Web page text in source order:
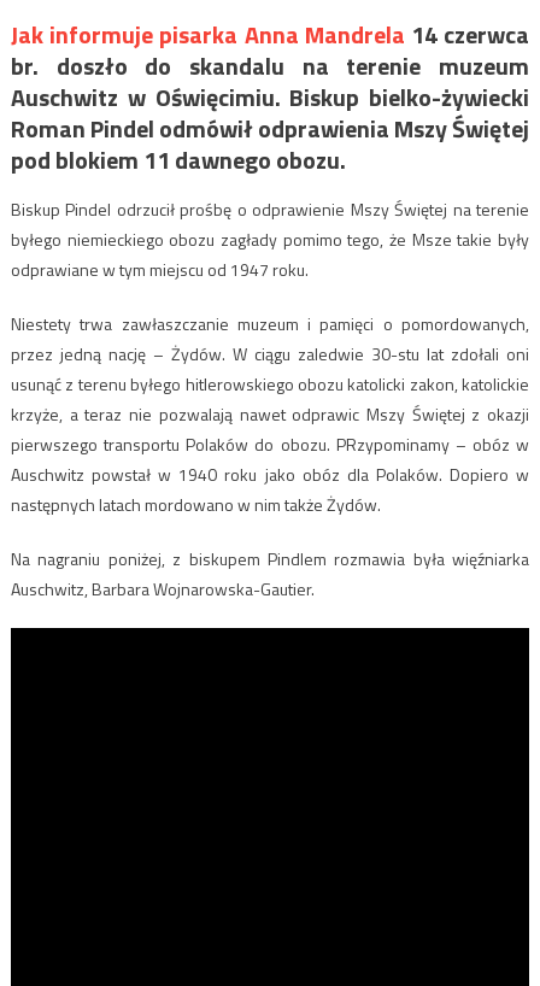
Jak informuje pisarka Anna Mandrela 14 czerwca
br. doszło do skandalu na terenie muzeum
Auschwitz w Oświęcimiu. Biskup bielko-żywiecki
Roman Pindel odmówił odprawienia Mszy Świętej
pod blokiem 11 dawnego obozu.
Biskup Pindel odrzucił prośbę o odprawienie Mszy Świętej na terenie
byłego niemieckiego obozu zagłady pomimo tego, że Msze takie były
odprawiane w tym miejscu od 1947 roku.
Niestety trwa zawłaszczanie muzeum i pamięci o pomordowanych,
przez jedną nację – Żydów. W ciągu zaledwie 30-stu lat zdołali oni
usunąć z terenu byłego hitlerowskiego obozu katolicki zakon, katolickie
krzyże, a teraz nie pozwalają nawet odprawic Mszy Świętej z okazji
pierwszego transportu Polaków do obozu. PRzypominamy – obóz w
Auschwitz powstał w 1940 roku jako obóz dla Polaków. Dopiero w
następnych latach mordowano w nim także Żydów.
Na nagraniu poniżej, z biskupem Pindlem rozmawia była więźniarka
Auschwitz, Barbara Wojnarowska-Gautier.